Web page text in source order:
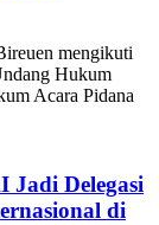
mengikuti
Hukum
Acara Pidana
Jadi Delegasi
di